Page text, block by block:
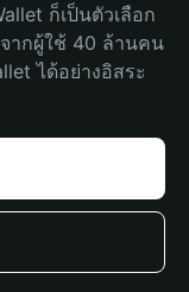
ก็เป็นตัวเลือก
ากผู้ใช้ 40 ล้านคน
ได้อย่างอิสระ